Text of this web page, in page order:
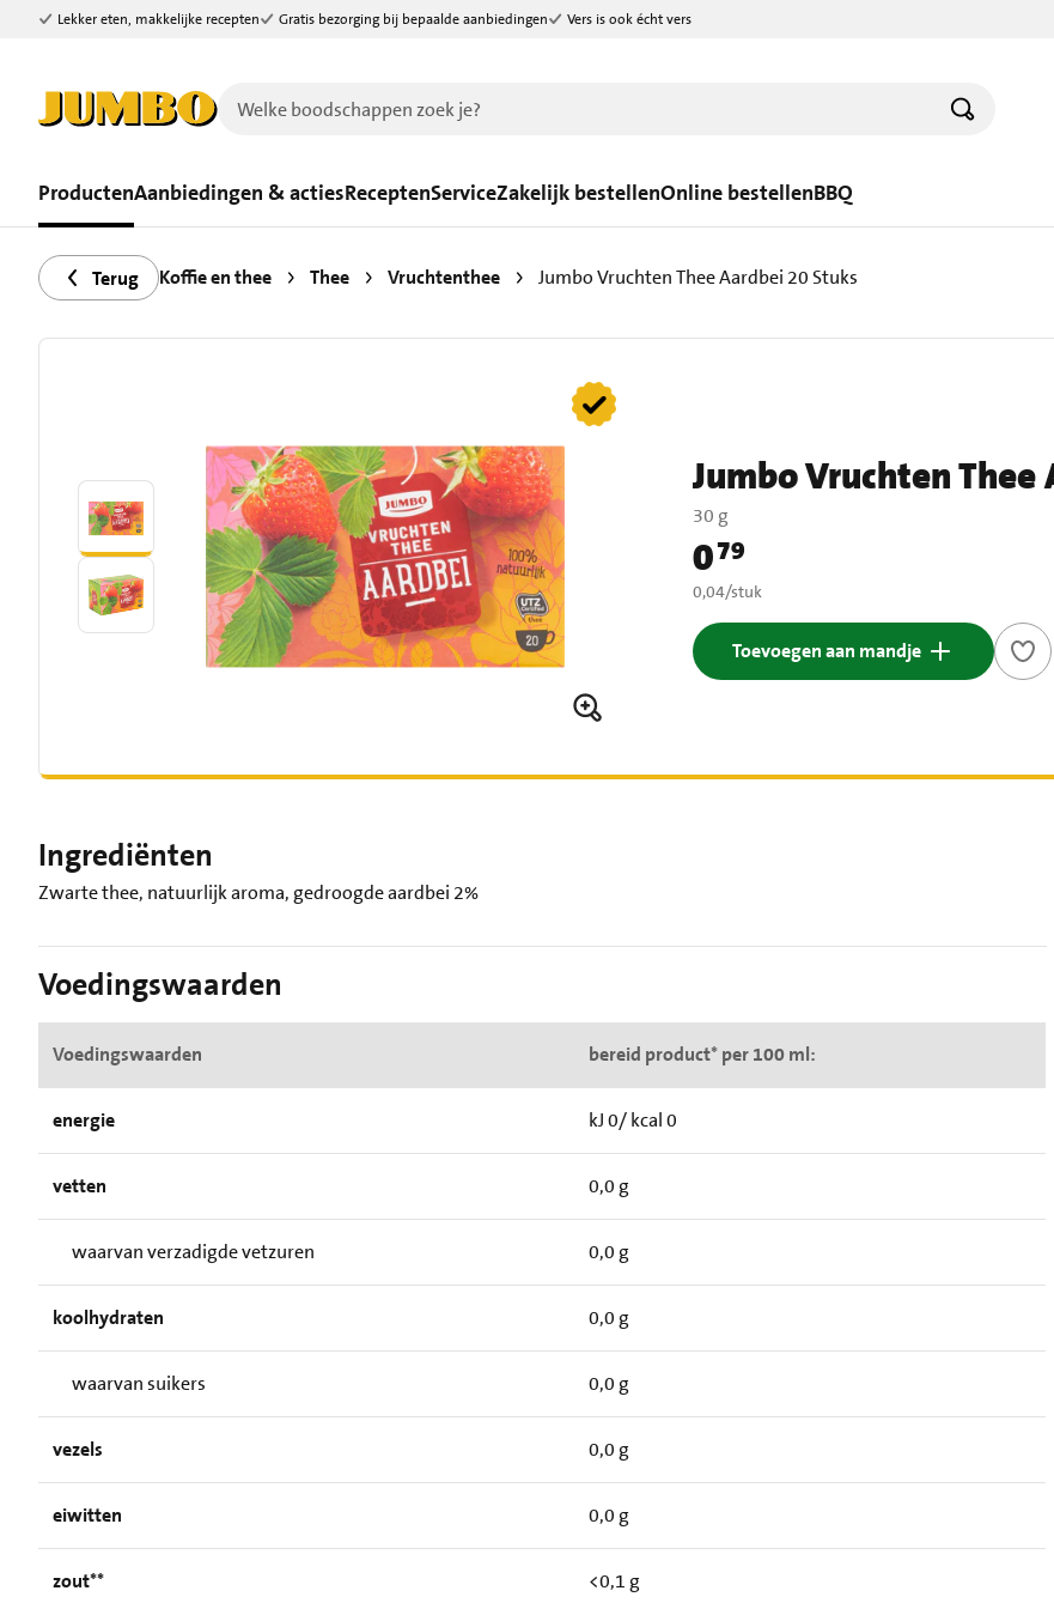
Ga naar zoeken
Ga naar hoofdinhoud
Lekker eten, makkelijke recepten Gratis bezorging bij bepaalde aanbiedingen Vers is ook écht vers
ProductenAanbiedingen & actiesReceptenServiceZakelijk bestellenOnline bestellenBBQ
Terug Koffie en thee Thee Vruchtenthee Jumbo Vruchten Thee Aardbei 20 Stuks
Jumbo Vruchten
30 g
Prijs: € 0,79
079
€ 0,04 per stuk
0,04/stuk
Toevoegen aan mandje
Ingrediënten
Zwarte thee, natuurlijk aroma, gedroogde aardbei 2%
Voedingswaarden
Voedingswaarden bereid product* per 100 ml:
energie kJ 0/ kcal 0
vetten 0,0 g
waarvan verzadigde vetzuren 0,0 g
koolhydraten 0,0 g
waarvan suikers 0,0 g
vezels 0,0 g
eiwitten 0,0 g
zout** <0,1 g